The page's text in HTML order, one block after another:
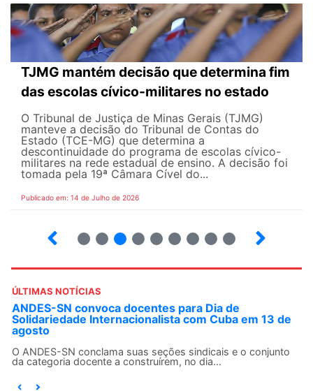
TJMG mantém decisão que determina fim
das escolas cívico-militares no estado
O Tribunal de Justiça de Minas Gerais (TJMG)
manteve a decisão do Tribunal de Contas do
Estado (TCE-MG) que determina a
descontinuidade do programa de escolas cívico-
militares na rede estadual de ensino. A decisão foi
tomada pela 19ª Câmara Cível do...
Publicado em: 14 de Julho de 2026
ÚLTIMAS NOTÍCIAS
ANDES-SN convoca docentes para Dia de
Solidariedade Internacionalista com Cuba em 13 de
agosto
O ANDES-SN conclama suas seções sindicais e o conjunto
da categoria docente a construírem, no dia...